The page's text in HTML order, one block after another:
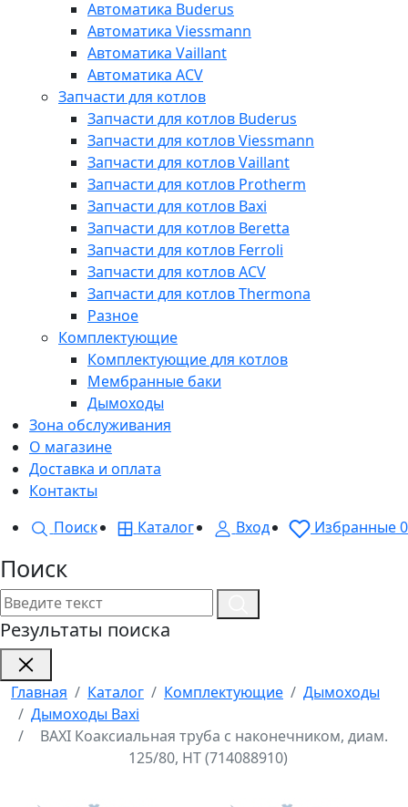
Автоматика Buderus
Автоматика Viessmann
Автоматика Vaillant
Автоматика ACV
Запчасти для котлов
Запчасти для котлов Buderus
Запчасти для котлов Viessmann
Запчасти для котлов Vaillant
Запчасти для котлов Protherm
Запчасти для котлов Baxi
Запчасти для котлов Beretta
Запчасти для котлов Ferroli
Запчасти для котлов ACV
Запчасти для котлов Thermona
Разное
Комплектующие
Комплектующие для котлов
Мембранные баки
Дымоходы
Зона обслуживания
О магазине
Доставка и оплата
Контакты
Поиск
Каталог Вход Избранные0
Поиск
Результаты поиска
Главная Каталог Комплектующие
Дымоходы
Дымоходы Baxi
BAXI Коаксиальная труба с наконечником, диам.
125/80, HT (714088910)